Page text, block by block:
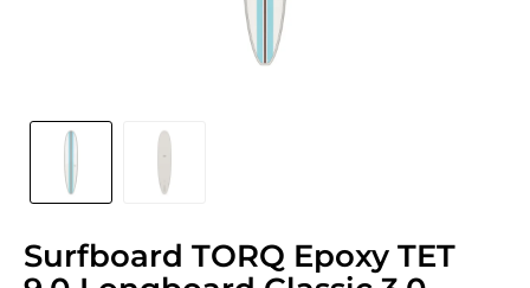
Surfboard TORQ Epoxy TET